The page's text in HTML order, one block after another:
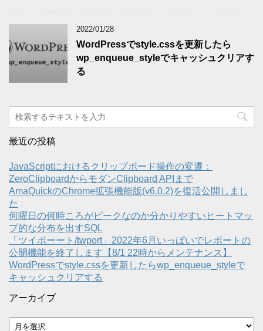
2022/01/28
WordPressでstyle.cssを更新したら
wp_enqueue_styleでキャッシュクリアす
る
最近の投稿
JavaScriptにおけるクリップボード操作の変遷：
ZeroClipboardからモダンClipboard APIまで
AmaQuickのChrome拡張機能版(v6.0.2)を復活公開しまし
た
何曜日の何時ころがピークなのか分かりやすいヒートマッ
プ的な分布を出すSQL
「ツイポーート/twport」2022年6月いっぱいでレポートの
公開機能を終了します【8/1 22時からメンテナンス】
WordPressでstyle.cssを更新したらwp_enqueue_styleで
キャッシュクリアする
アーカイブ
ア